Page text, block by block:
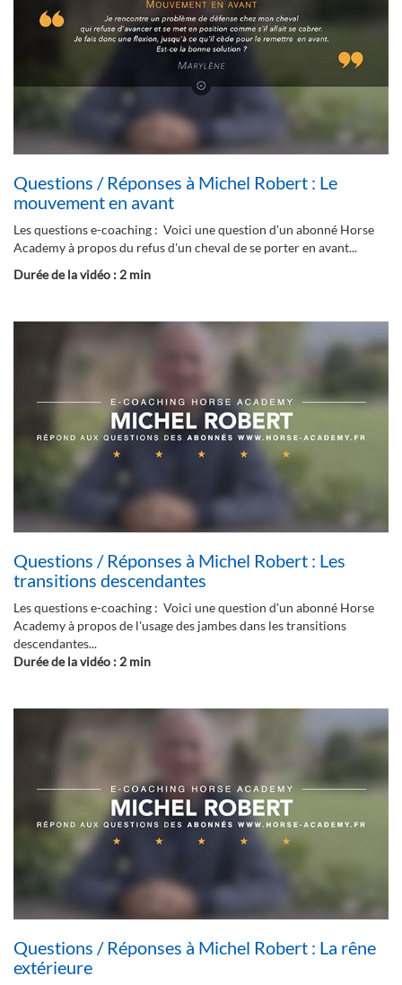
Questions / Réponses à Michel Robert : Le
mouvement en avant
Les questions e-coaching : Voici une question d'un abonné Horse
Academy à propos du refus d'un cheval de se porter en avant...
Durée de la vidéo : 2 min
Questions / Réponses à Michel Robert : Les
transitions descendantes
Les questions e-coaching : Voici une question d'un abonné Horse
Academy à propos de l'usage des jambes dans les transitions
descendantes...
Durée de la vidéo : 2 min
Questions / Réponses à Michel Robert : La rêne
extérieure